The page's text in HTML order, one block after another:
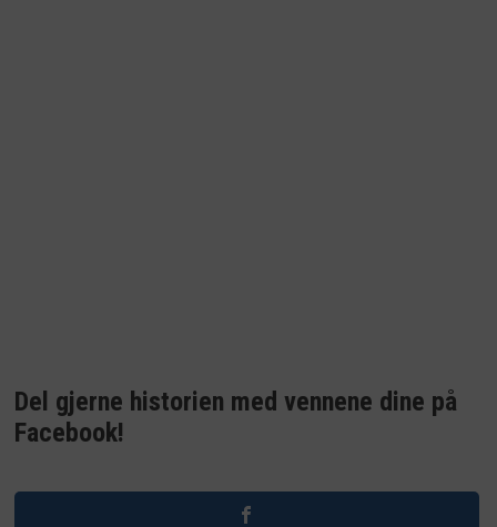
Del gjerne historien med vennene dine på
Facebook!